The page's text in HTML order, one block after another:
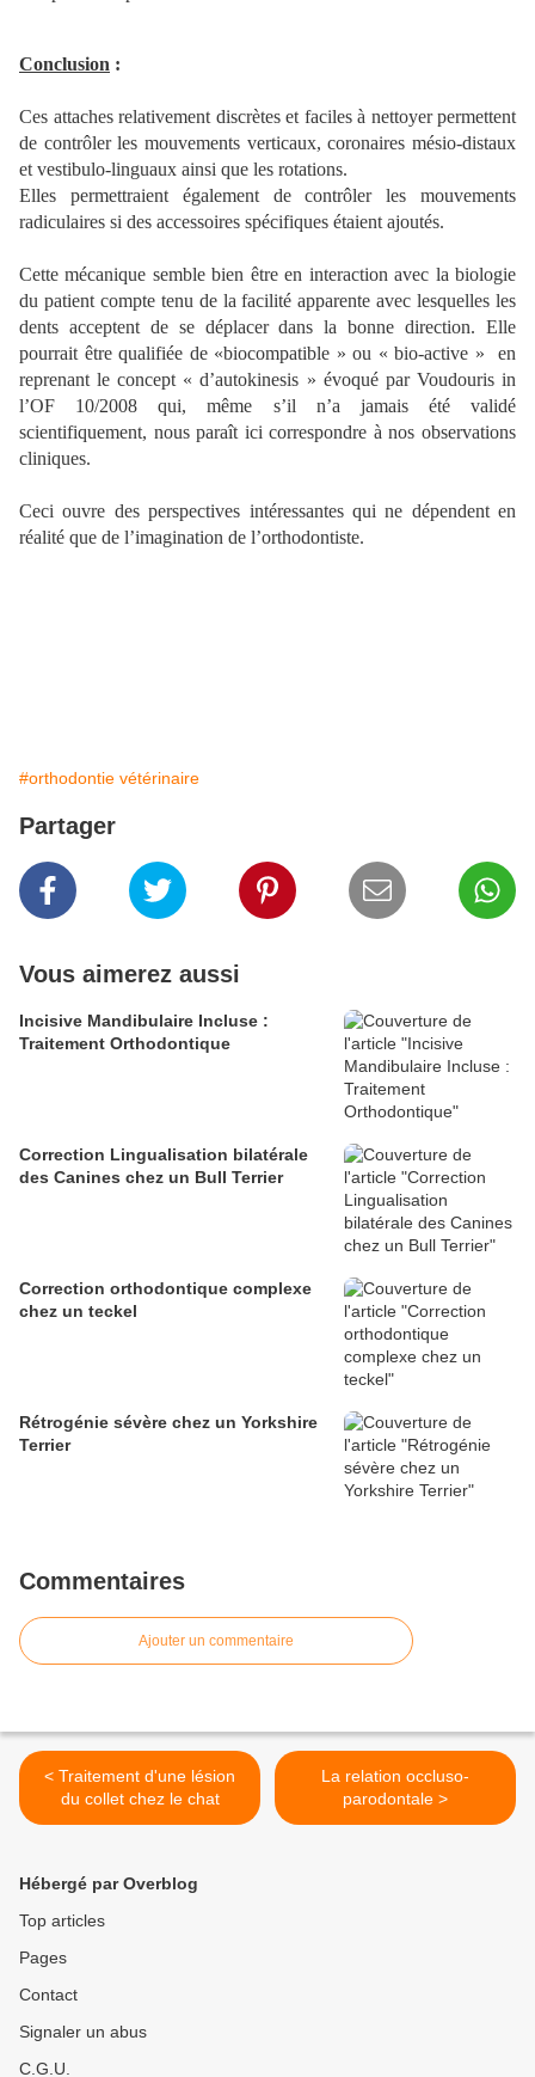
Conclusion :
Ces attaches relativement discrètes et faciles à nettoyer permettent
de contrôler les mouvements verticaux, coronaires mésio-distaux
et vestibulo-linguaux ainsi que les rotations.
Elles permettraient également de contrôler les mouvements
radiculaires si des accessoires spécifiques étaient ajoutés.
Cette mécanique semble bien être en interaction avec la biologie
du patient compte tenu de la facilité apparente avec lesquelles les
dents acceptent de se déplacer dans la bonne direction. Elle
pourrait être qualifiée de «biocompatible » ou « bio-active » en
reprenant le concept « d’autokinesis » évoqué par Voudouris in
l’OF 10/2008 qui, même s’il n’a jamais été validé
scientifiquement, nous paraît ici correspondre à nos observations
cliniques.
Ceci ouvre des perspectives intéressantes qui ne dépendent en
réalité que de l’imagination de l’orthodontiste.
#orthodontie vétérinaire
Partager
Vous aimerez aussi
Incisive Mandibulaire Incluse :
Traitement Orthodontique
Correction Lingualisation bilatérale
des Canines chez un Bull Terrier
Correction orthodontique complexe
chez un teckel
Rétrogénie sévère chez un Yorkshire
Terrier
Commentaires
Ajouter un commentaire
< Traitement d'une lésion
du collet chez le chat
La relation occluso-
parodontale >
Hébergé par Overblog
Top articles
Pages
Contact
Signaler un abus
C.G.U.